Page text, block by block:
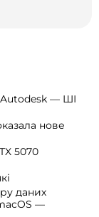
Autodesk — ШІ
нове
5070
даних
—